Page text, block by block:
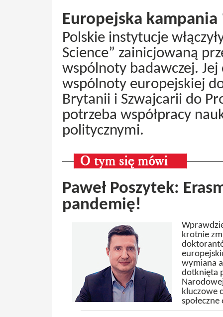
Europejska kampania
Polskie instytucje
Science” zainicjowaną
wspólnoty badawczej.
wspólnoty europejskiej
Brytanii i Szwajcarii do
potrzeba współpracy
politycznymi.
Paweł Poszytek:
pandemię!
krotnie
wymiana
dotknięta
kluczowe